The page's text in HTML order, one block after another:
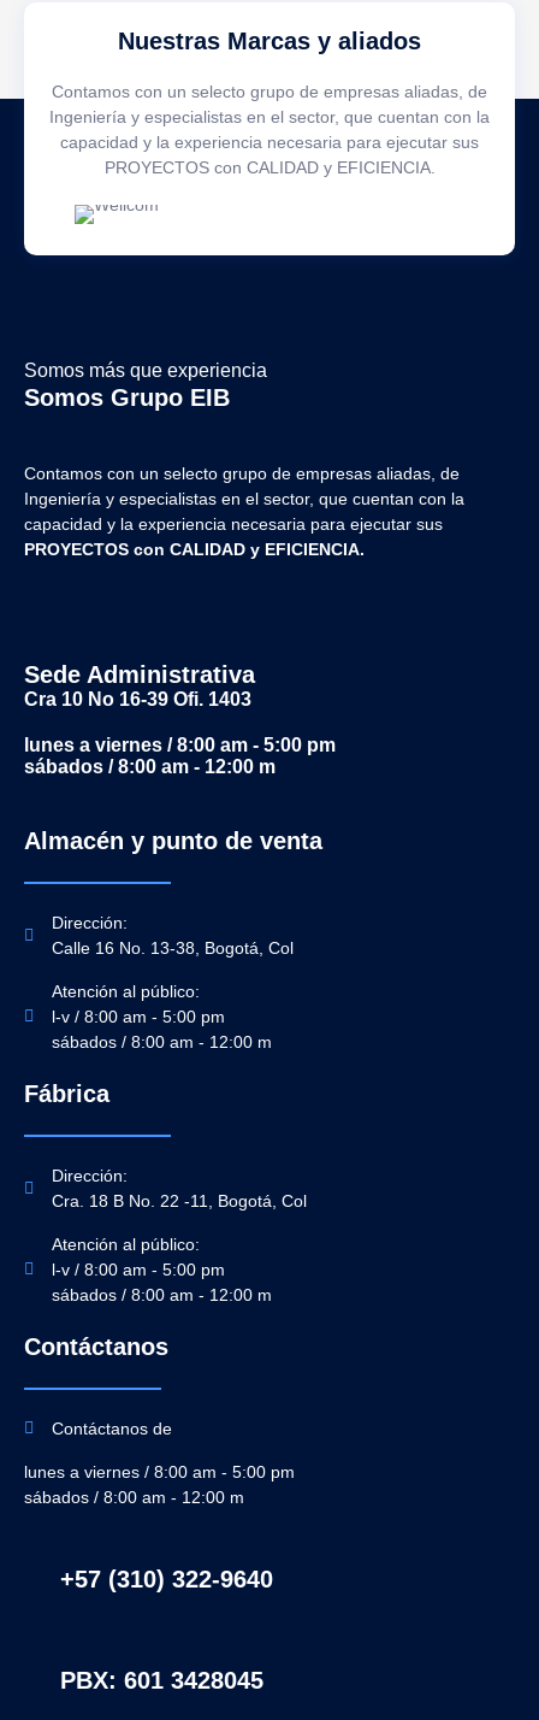
Nuestras Marcas y aliados
Contamos con un selecto grupo de empresas aliadas, de
Ingeniería y especialistas en el sector, que cuentan con la
capacidad y la experiencia necesaria para ejecutar sus
PROYECTOS con CALIDAD y EFICIENCIA.
Somos más que experiencia
Somos Grupo EIB
Contamos con un selecto grupo de empresas aliadas, de
Ingeniería y especialistas en el sector, que cuentan con la
capacidad y la experiencia necesaria para ejecutar sus
PROYECTOS con CALIDAD y EFICIENCIA.
Sede Administrativa
Cra 10 No 16-39 Ofi. 1403
lunes a viernes / 8:00 am - 5:00 pm
sábados / 8:00 am - 12:00 m
Almacén y punto de venta
Dirección:
Calle 16 No. 13-38, Bogotá, Col
Atención al público:
l-v / 8:00 am - 5:00 pm
sábados / 8:00 am - 12:00 m
Fábrica
Dirección:
Cra. 18 B No. 22 -11, Bogotá, Col
Atención al público:
l-v / 8:00 am - 5:00 pm
sábados / 8:00 am - 12:00 m
Contáctanos
Contáctanos de
lunes a viernes / 8:00 am - 5:00 pm
sábados / 8:00 am - 12:00 m
+57 (310) 322-9640
PBX: 601 3428045